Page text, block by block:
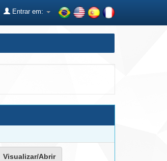
Entrar em:
Visualizar/Abrir